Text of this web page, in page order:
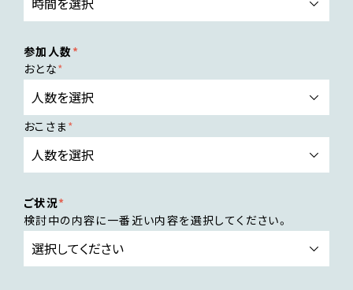
参加人数
おとな
おこさま
ご状況
検討中の内容に一番近い内容を選択してください。